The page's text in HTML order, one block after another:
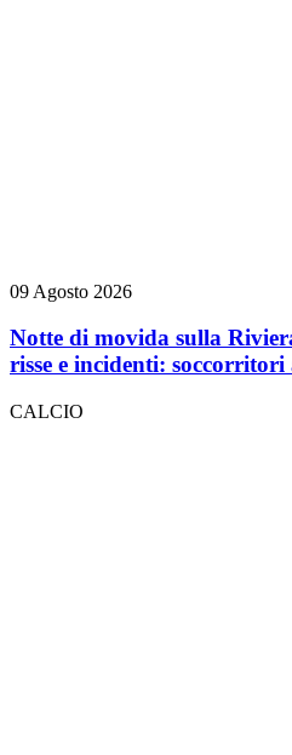
09 Agosto 2026
Notte di movida sulla
risse e incidenti:
CALCIO